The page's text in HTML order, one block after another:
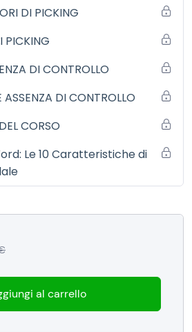
tempo senza accorgertene
degli spazi e dei flussi
ed efficiente
più controllo
ridurre sprechi
DI PICKING
PICKING
DI CONTROLLO
ASSENZA DI CONTROLLO
CORSO
Le 10 Caratteristiche di
al carrello